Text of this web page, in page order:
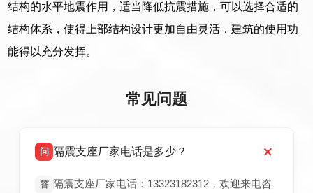
结构的水平地震作用，适当降低抗震措施，可以选择合适的
结构体系，使得上部结构设计更加自由灵活，建筑的使用功
能得以充分发挥。
常见问题
问 隔震支座厂家电话是多少？
答 隔震支座厂家电话：13323182312，欢迎来电咨